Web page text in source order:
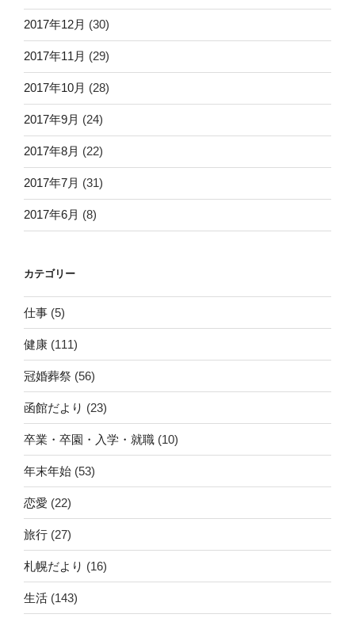
2017年12月 (30)
2017年11月 (29)
2017年10月 (28)
2017年9月 (24)
2017年8月 (22)
2017年7月 (31)
2017年6月 (8)
カテゴリー
仕事 (5)
健康 (111)
冠婚葬祭 (56)
函館だより (23)
卒業・卒園・入学・就職 (10)
年末年始 (53)
恋愛 (22)
旅行 (27)
札幌だより (16)
生活 (143)